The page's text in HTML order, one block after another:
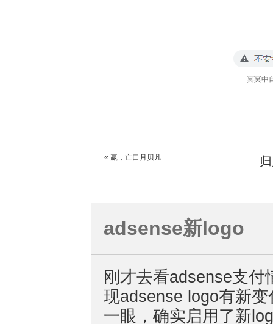
冥冥中
« 赢，亡口月贝凡
adsense新logo
刚才去看adsense支付
现adsense logo有新
一眼，确实启用了新